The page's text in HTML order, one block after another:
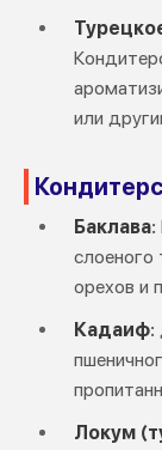
или
Баклава:
слоеного
орехов и
Кадаиф:
Локум